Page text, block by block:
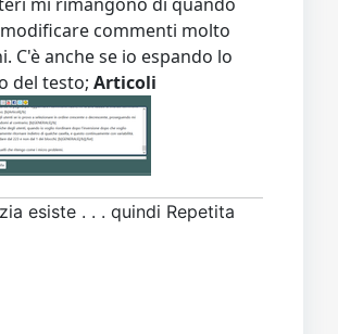
commenti molto
C'è anche se io espando lo
del testo; Articoli
esiste . . . quindi Repetita